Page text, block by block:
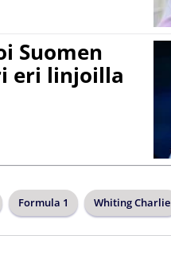
Suomen
eri linjoilla
Formula 1 Whiting Charlie